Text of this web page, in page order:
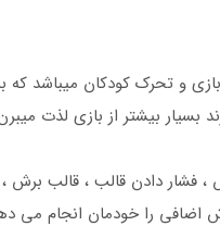
و تحرک کودکان میباشد که
بیشتر از بازی لذت
دادن قالب ، قالب برش
اضافی را خودمان انجام می